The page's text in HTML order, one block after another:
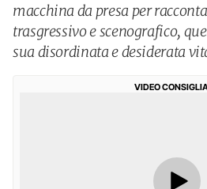
macchina da presa per
trasgressivo e scenografico,
sua disordinata e desiderata
VIDEO